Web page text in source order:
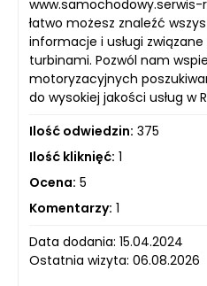
www.samochodowy.serwis-
łatwo możesz znaleźć
informacje i usługi
turbinami. Pozwól nam
motoryzacyjnych
do wysokiej jakości usług w
Ilość odwiedzin: 375
Ilość kliknięć: 1
Ocena: 5
Komentarzy: 1
Data dodania: 15.04.2024
Ostatnia wizyta: 06.08.2026